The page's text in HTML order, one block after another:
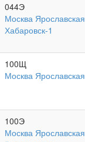
044Э
Москва Ярославская
Хабаровск-1
100Щ
Москва Ярославская
100Э
Москва Ярославская